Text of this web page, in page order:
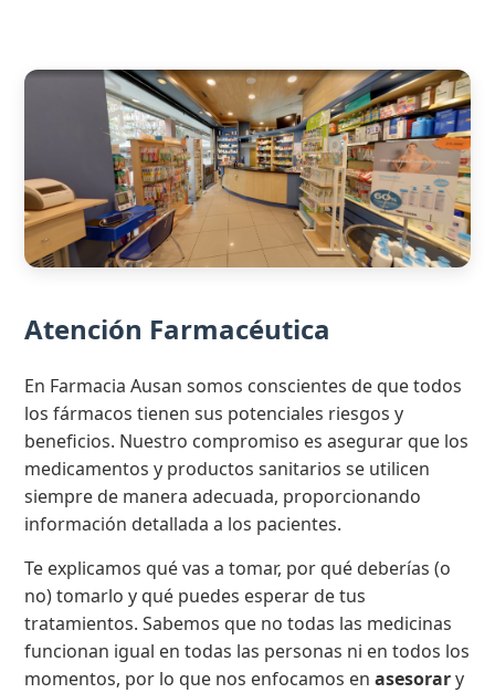
Atención Farmacéutica
En Farmacia Ausan somos conscientes de que todos
los fármacos tienen sus potenciales riesgos y
beneficios. Nuestro compromiso es asegurar que los
medicamentos y productos sanitarios se utilicen
siempre de manera adecuada, proporcionando
información detallada a los pacientes.
Te explicamos qué vas a tomar, por qué deberías (o
no) tomarlo y qué puedes esperar de tus
tratamientos. Sabemos que no todas las medicinas
funcionan igual en todas las personas ni en todos los
momentos, por lo que nos enfocamos enasesorary